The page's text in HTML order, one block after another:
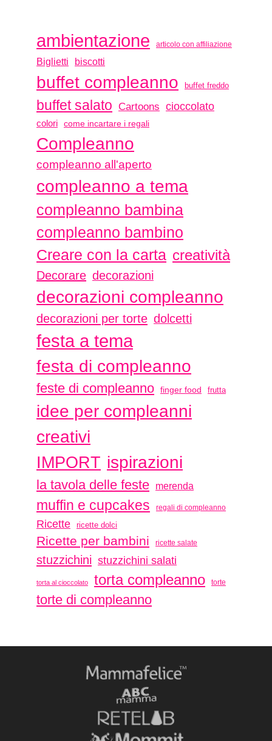
ambientazione articolo con affiliazione
Biglietti biscotti
buffet compleanno buffet freddo
buffet salato Cartoons cioccolato
colori come incartare i regali
Compleanno
compleanno all'aperto
compleanno a tema
compleanno bambina
compleanno bambino
Creare con la carta creatività
Decorare decorazioni
decorazioni compleanno
decorazioni per torte dolcetti
festa a tema
festa di compleanno
feste di compleanno finger food frutta
idee per compleanni
creativi
IMPORT ispirazioni
la tavola delle feste merenda
muffin e cupcakes regali di compleanno
Ricette ricette dolci
Ricette per bambini ricette salate
stuzzichini stuzzichini salati
torta al cioccolato torta compleanno torte
torte di compleanno